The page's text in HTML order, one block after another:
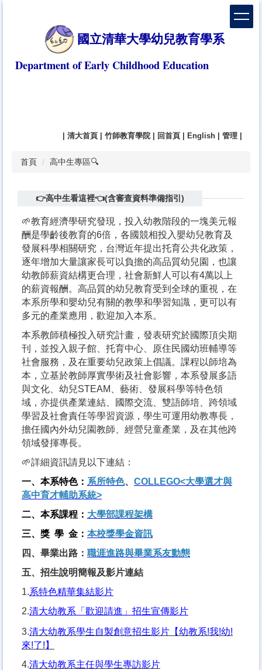
國立清華大學幼兒教育學系
Department of Early Childhood Education
清大首頁| 竹師教育學院| 回首頁| English| 管理|
首頁 高中生專區🔍
👉高中生看這裡👈(含審查資料準備指引)
🌱教育經濟學研究發現，投入幼教階段的一塊美元報
酬是學齡後教育的6倍，各國競相投入嬰幼兒教育及
發展科學相關研究，台灣近年提出托育公共化政策，
逐年增加大量讓家長可以負擔的高品質幼兒園，也讓
幼教師薪資結構更合理，社會新鮮人可以有4萬以上
的薪資報酬。高品質的幼兒教育受到全球的重視，在
本系所學和嬰幼兒有關的教學和學習知識，更可以有
多元的產業應用，歡迎加入本系。
本系教師積極投入研究計畫，發表研究於國際頂尖期
刊，並投入親子館、托育中心、原住民國幼班輔導等
社會服務，及在重要幼兒政策上倡議。課程以師培為
本，立基於教師厚實學術及社會影響，本系發展多語
與文化、幼兒STEAM、藝術、發展科學等特色領
域，亦提供產業連結、國際交流、雙語師培、跨領域
學習及社會責任等學習資源，學生可運用幼教專長，
擔任國內外幼兒園教師、經營兒童產業，及在其他跨
領域發揮專長。
🌱詳細資訊請見以下連結：
一、本系特色： 系所特色、 COLLEGO<大學選才與
高中育才輔助系統>
二、本系課程： 大學部課程架構
三、獎 學 金： 本校獎學金資訊
四、畢業出路： 職涯進路與畢業系友動態
五、招生說明簡報及影片連結
1.系特色精華集結影片
2.清大幼教系「歡迎請進」招生宣傳影片
3.清大幼教系學生自製創意招生影片【幼教系!我!幼!
來!了!】
4.清大幼教系主任與學生專訪影片